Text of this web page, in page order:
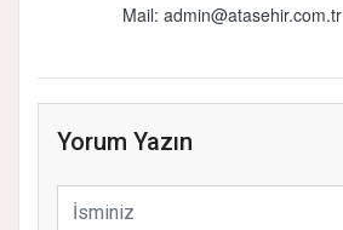
Mail: admin@atasehir.com.tr
Yorum Yazın